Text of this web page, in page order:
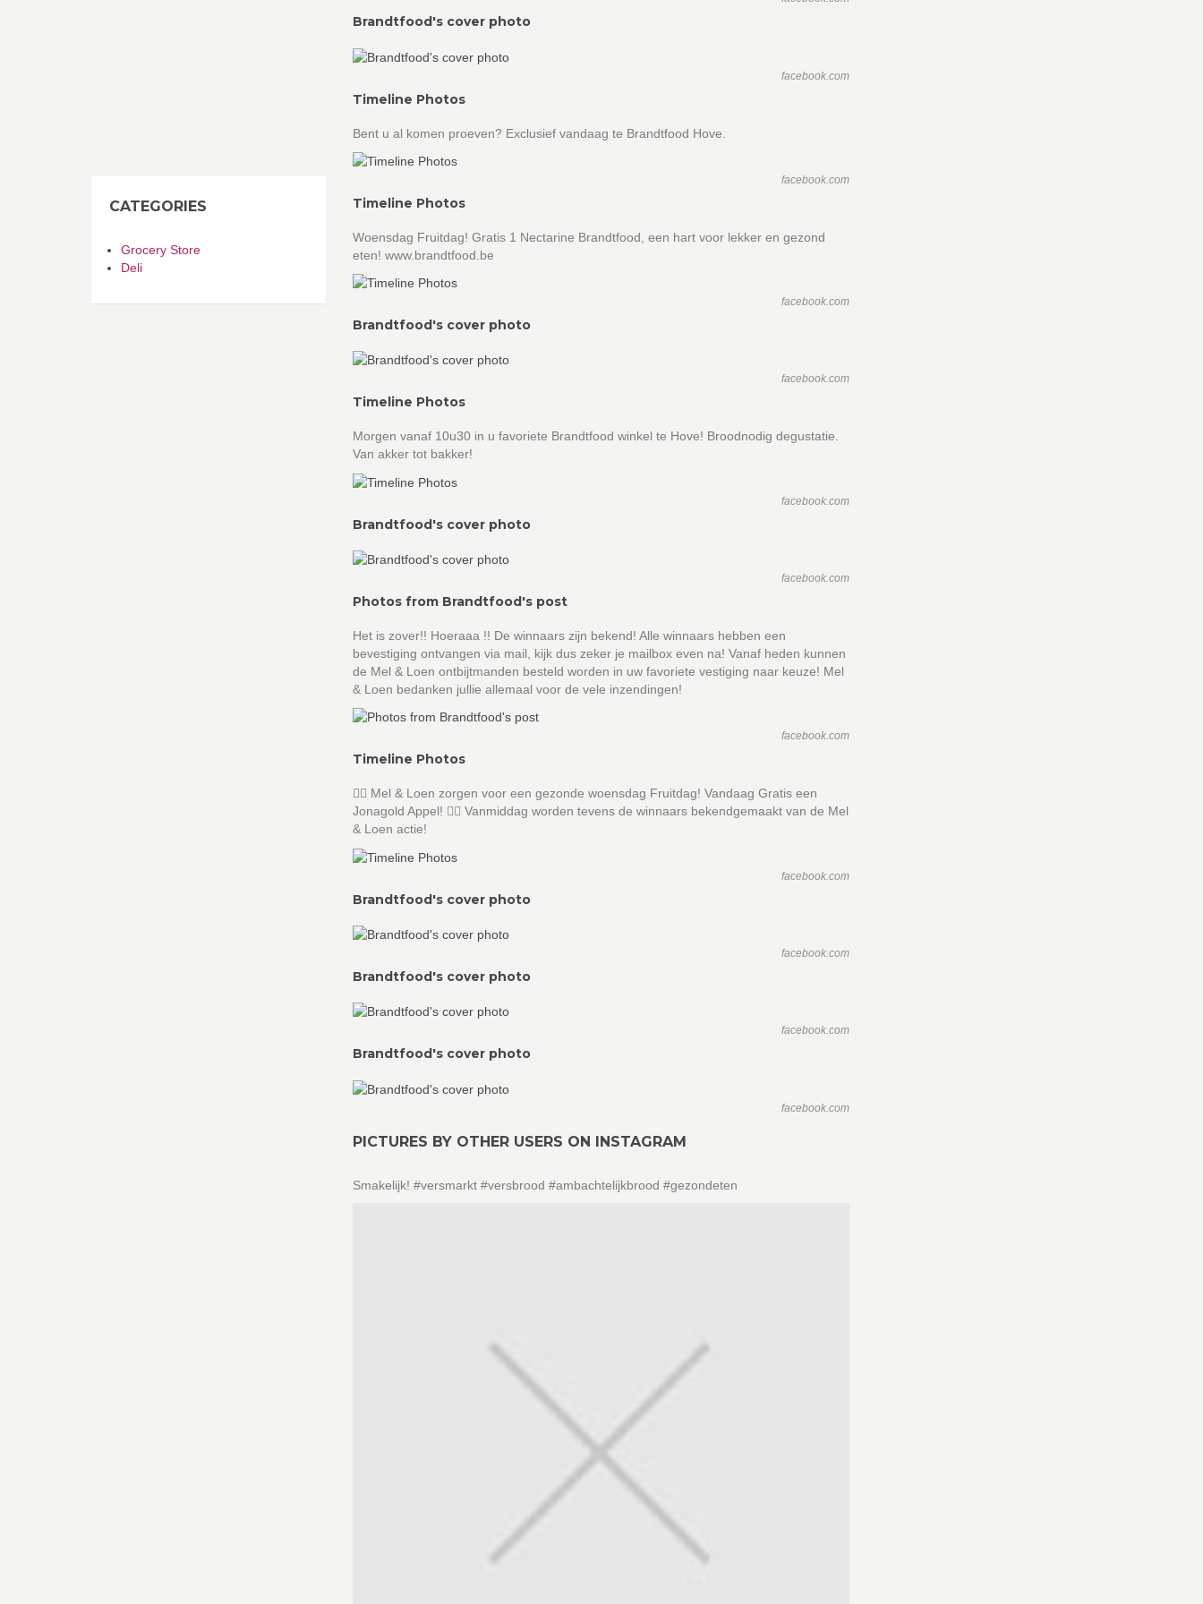
Brandtfood's cover photo
facebook.com
Timeline Photos
Bent u al komen proeven? Exclusief vandaag te Brandtfood Hove.
facebook.com
Timeline Photos
Woensdag Fruitdag! Gratis 1 Nectarine Brandtfood, een hart voor lekker en gezond
eten! www.brandtfood.be
facebook.com
Brandtfood's cover photo
facebook.com
Timeline Photos
Morgen vanaf 10u30 in u favoriete Brandtfood winkel te Hove! Broodnodig degustatie.
Van akker tot bakker!
facebook.com
Brandtfood's cover photo
facebook.com
Photos from Brandtfood's post
Het is zover!! Hoeraaa !! De winnaars zijn bekend! Alle winnaars hebben een
bevestiging ontvangen via mail, kijk dus zeker je mailbox even na! Vanaf heden kunnen
de Mel & Loen ontbijtmanden besteld worden in uw favoriete vestiging naar keuze! Mel
& Loen bedanken jullie allemaal voor de vele inzendingen!
facebook.com
Timeline Photos
 Mel & Loen zorgen voor een gezonde woensdag Fruitdag! Vandaag Gratis een
Jonagold Appel!  Vanmiddag worden tevens de winnaars bekendgemaakt van de Mel
& Loen actie!
facebook.com
Brandtfood's cover photo
facebook.com
Brandtfood's cover photo
facebook.com
Brandtfood's cover photo
facebook.com
PICTURES BY OTHER USERS ON INSTAGRAM
Smakelijk! #versmarkt #versbrood #ambachtelijkbrood #gezondeten
CATEGORIES
Grocery Store
Deli